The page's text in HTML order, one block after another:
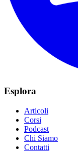
Esplora
Articoli
Corsi
Podcast
Chi Siamo
Contatti